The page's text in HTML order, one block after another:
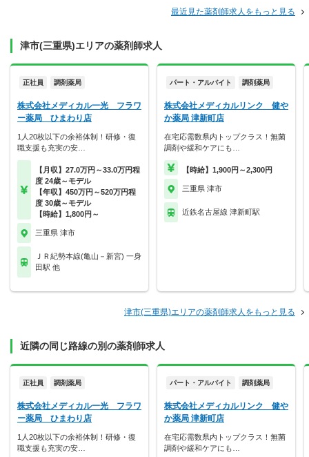
最近見た薬剤師求人をもっと見る
津市(三重県)エリアの薬剤師求人
正社員 調剤薬局
株式会社メディカル一光 フラワ
ー薬局 ひまわり店
1人20枚以下の余裕体制！研修・復
職支援も充実の安…
【月収】27.0万円～33.0万円程
度 24歳～モデル
【年収】450万円～520万円程
度 30歳～モデル
【時給】1,800円～
三重県 津市
ＪＲ紀勢本線(亀山－新宮) 一身
田駅 他
パート・アルバイト 調剤薬局
株式会社メディカルリンク 健や
か薬局 津新町店
在宅応需数県内トップクラス！無菌
調剤や緩和ケアにも…
【時給】1,900円～2,300円
三重県 津市
近鉄名古屋線 津新町駅
津市(三重県)エリアの薬剤師求人をもっと見る
近隣の同じ路線の別の薬剤師求人
正社員 調剤薬局
株式会社メディカル一光 フラワ
ー薬局 ひまわり店
1人20枚以下の余裕体制！研修・復
職支援も充実の安…
パート・アルバイト 調剤薬局
株式会社メディカルリンク 健や
か薬局 津新町店
在宅応需数県内トップクラス！無菌
調剤や緩和ケアにも…